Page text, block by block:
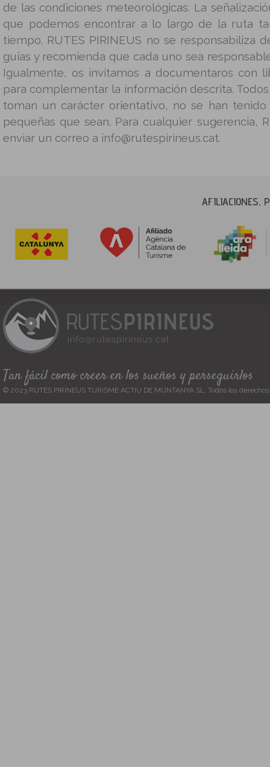
de las condiciones meteorológicas. La
que podemos encontrar a lo largo de la ruta
tiempo. RUTES PIRINEUS no se responsabiliza
guías y recomienda que cada uno sea
Igualmente, os invitamos a documentaros con
para complementar la información descrita.
toman un carácter orientativo, no se han
pequeñas que sean. Para cualquier sugerencia,
enviar un correo a info@rutespirineus.cat.
AFILIACIONES,
Tan fácil como creer en los sueños y perseguirlos
© 2023 RUTES PIRINEUS TURISME ACTIU DE MUNTANYA SL. Todos los